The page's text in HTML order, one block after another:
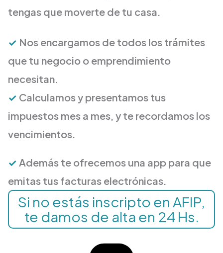
tengas que moverte de tu casa.
✓ Nos encargamos de todos los trámites
que tu negocio o emprendimiento
necesitan.
✓ Calculamos y presentamos tus
impuestos mes a mes, y te recordamos los
vencimientos.
✓ Además te ofrecemos una app para que
emitas tus facturas electrónicas.
Si no estás inscripto en AFIP,
te damos de alta en 24 Hs.